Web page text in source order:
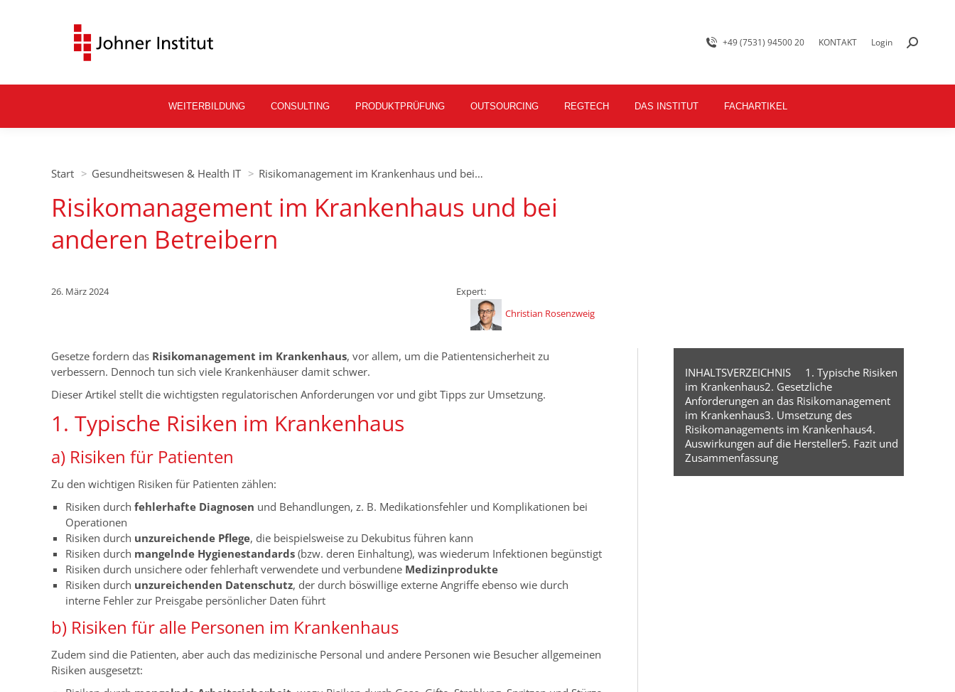
+49 (7531) 94500 20 KONTAKT Login
WEITERBILDUNG CONSULTING PRODUKTPRÜFUNG OUTSOURCING REGTECH DAS INSTITUT FACHARTIKEL
Start
Gesundheitswesen & Health IT Risikomanagement im Krankenhaus und bei…
Risikomanagement im Krankenhaus und bei
anderen Betreibern
26. März 2024
Expert:
Christian Rosenzweig
Gesetze fordern das Risikomanagement im Krankenhaus, vor allem, um die Patientensicherheit zu
verbessern. Dennoch tun sich viele Krankenhäuser damit schwer.
Dieser Artikel stellt die wichtigsten regulatorischen Anforderungen vor und gibt Tipps zur Umsetzung.
1. Typische Risiken im Krankenhaus
a) Risiken für Patienten
Zu den wichtigen Risiken für Patienten zählen:
Risiken durch fehlerhafte Diagnosen und Behandlungen, z. B. Medikationsfehler und Komplikationen bei
Operationen
Risiken durch unzureichende Pflege, die beispielsweise zu Dekubitus führen kann
Risiken durch mangelnde Hygienestandards (bzw. deren Einhaltung), was wiederum Infektionen begünstigt
Risiken durch unsichere oder fehlerhaft verwendete und verbundene Medizinprodukte
Risiken durch unzureichenden Datenschutz, der durch böswillige externe Angriffe ebenso wie durch
interne Fehler zur Preisgabe persönlicher Daten führt
b) Risiken für alle Personen im Krankenhaus
Zudem sind die Patienten, aber auch das medizinische Personal und andere Personen wie Besucher allgemeinen
Risiken ausgesetzt:
INHALTSVERZEICHNIS
1. Typische Risiken
im Krankenhaus2. Gesetzliche
Anforderungen an das Risikomanagement
im Krankenhaus3. Umsetzung des
Risikomanagements im Krankenhaus4.
Auswirkungen auf die Hersteller5. Fazit und
Zusammenfassung